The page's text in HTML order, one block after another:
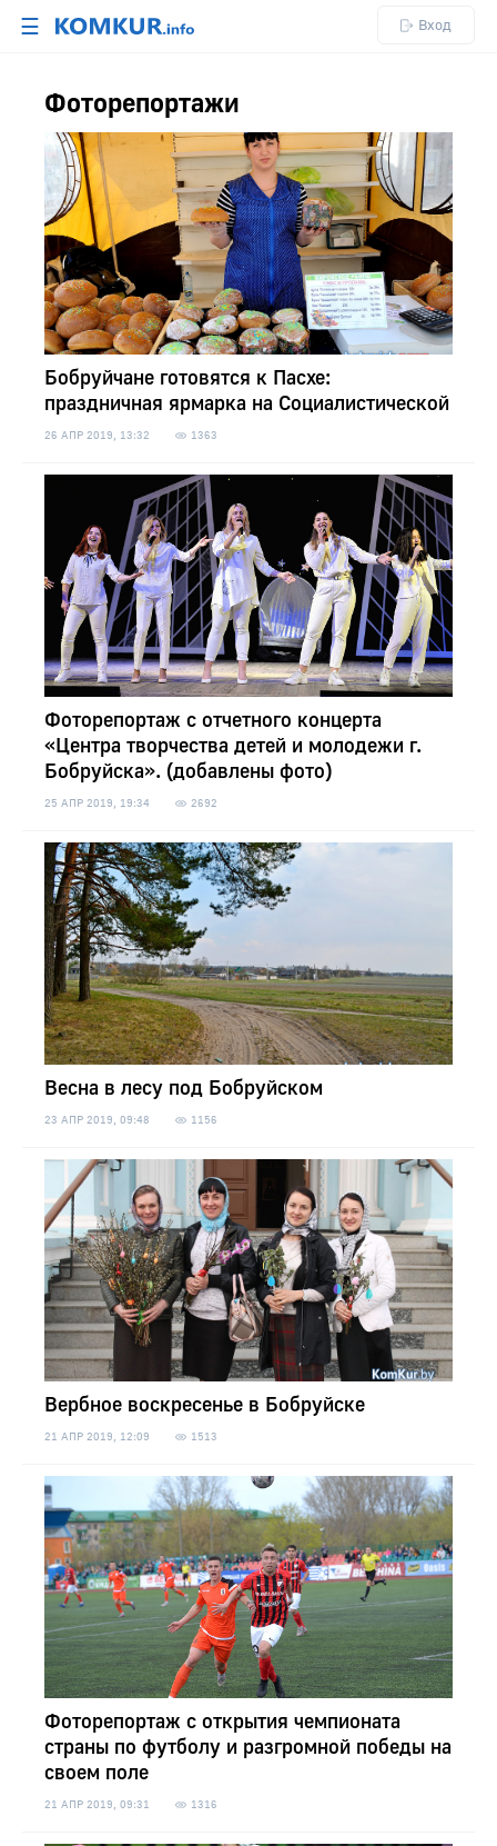
☰ Вход
Фоторепортажи
Бобруйчане готовятся к Пасхе:
праздничная ярмарка на Социалистической
26 АПР 2019, 13:32 1363
Фоторепортаж с отчетного концерта
«Центра творчества детей и молодежи г.
Бобруйска». (добавлены фото)
25 АПР 2019, 19:34 2692
Весна в лесу под Бобруйском
23 АПР 2019, 09:48 1156
Вербное воскресенье в Бобруйске
21 АПР 2019, 12:09 1513
Фоторепортаж с открытия чемпионата
страны по футболу и разгромной победы на
своем поле
21 АПР 2019, 09:31 1316